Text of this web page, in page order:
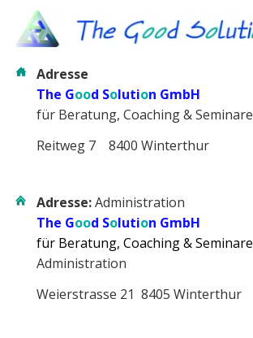
Adresse
The Good Solution GmbH
für Beratung, Coaching & Seminare
Reitweg 7 8400 Winterthur
Adresse:Administration
The Good Solution GmbH
für Beratung, Coaching & Seminare
Administration
Weierstrasse 21 8405 Winterthur